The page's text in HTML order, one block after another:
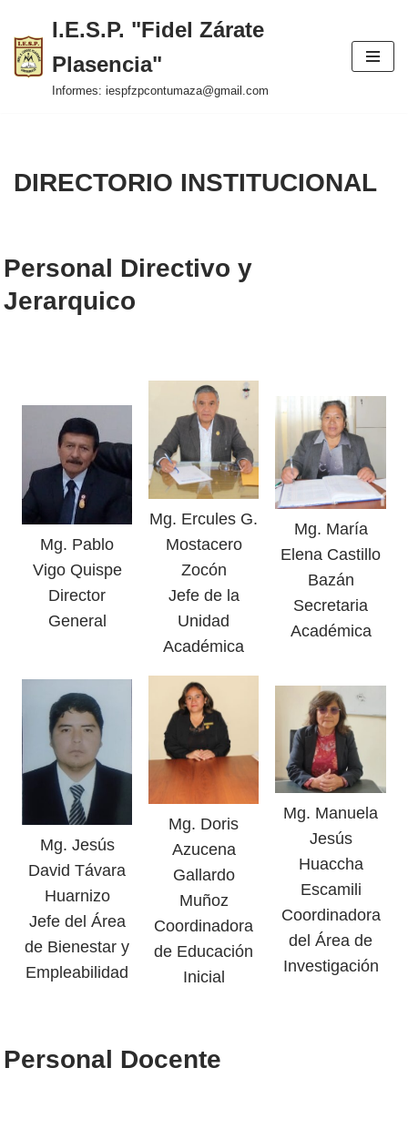
Saltar
al
contenido
I.E.S.P. "Fidel Zárate
Plasencia"
Informes: iespfzpcontumaza@gmail.com
DIRECTORIO INSTITUCIONAL
Personal Directivo y
Jerarquico
Mg. Pablo
Vigo Quispe
Director
General
Mg. Ercules G.
Mostacero
Zocón
Jefe de la
Unidad
Académica
Mg. María
Elena Castillo
Bazán
Secretaria
Académica
Mg. Jesús
David Távara
Huarnizo
Jefe del Área
de Bienestar y
Empleabilidad
Mg. Doris
Azucena
Gallardo
Muñoz
Coordinadora
de Educación
Inicial
Mg. Manuela
Jesús
Huaccha
Escamili
Coordinadora
del Área de
Investigación
Personal Docente